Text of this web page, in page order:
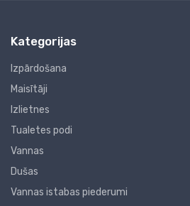
Kategorijas
Izpārdošana
Maisītāji
Izlietnes
Tualetes podi
Vannas
Dušas
Vannas istabas piederumi